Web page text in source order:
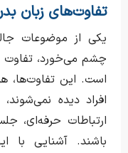
تفاوت‌های زبان
یکی از موضوعات
چشم می‌خورد، تفاوت
است. این تفاوت‌ها،
افراد دیده
ارتباطات حرفه‌ای،
باشند. آشنایی با